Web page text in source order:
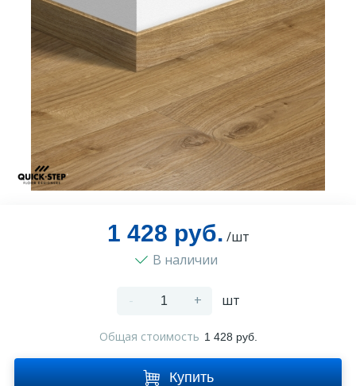
1 428 руб. /шт
В наличии
- + шт
Общая стоимость 1 428 руб.
Купить
Оплата и доставка
Контакты
Монтаж